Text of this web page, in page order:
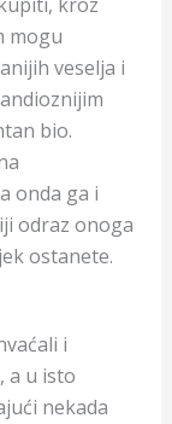
mogu
veselja i
bio.
onda ga i
odraz onoga
ostanete.
i
a u isto
nekada